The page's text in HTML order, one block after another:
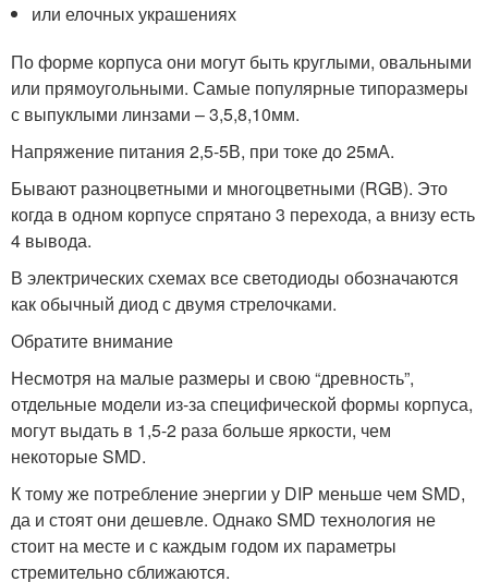
или елочных украшениях
По форме корпуса они могут быть круглыми, овальными
или прямоугольными. Самые популярные типоразмеры
с выпуклыми линзами – 3,5,8,10мм.
Напряжение питания 2,5-5В, при токе до 25мА.
Бывают разноцветными и многоцветными (RGB). Это
когда в одном корпусе спрятано 3 перехода, а внизу есть
4 вывода.
В электрических схемах все светодиоды обозначаются
как обычный диод с двумя стрелочками.
Обратите внимание
Несмотря на малые размеры и свою “древность”,
отдельные модели из-за специфической формы корпуса,
могут выдать в 1,5-2 раза больше яркости, чем
некоторые SMD.
К тому же потребление энергии у DIP меньше чем SMD,
да и стоят они дешевле. Однако SMD технология не
стоит на месте и с каждым годом их параметры
стремительно сближаются.